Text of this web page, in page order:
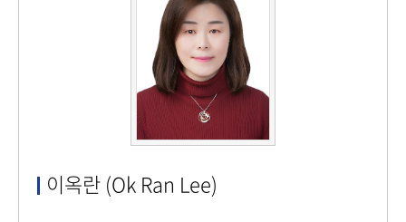
이옥란 (Ok Ran Lee)